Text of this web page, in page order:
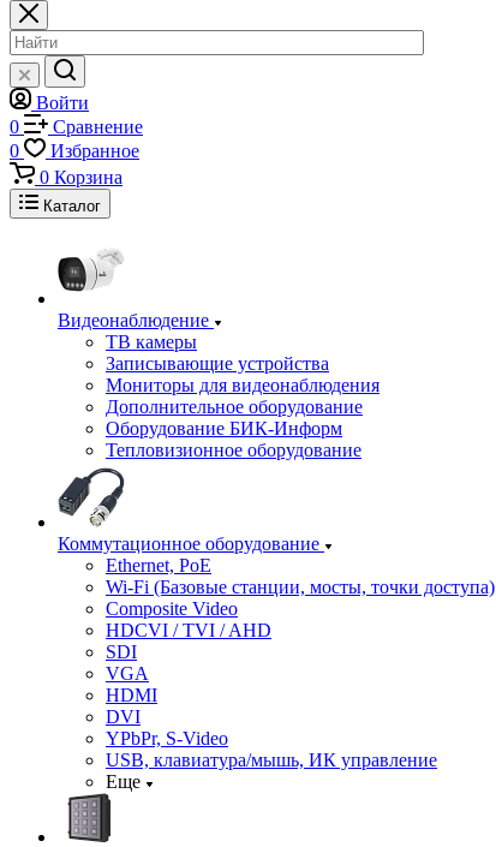
Войти
0
Сравнение
0
Избранное
0 Корзина
Каталог
Видеонаблюдение
ТВ камеры
Записывающие устройства
Мониторы для видеонаблюдения
Дополнительное оборудование
Оборудование БИК-Информ
Тепловизионное оборудование
Коммутационное оборудование
Ethernet, PoE
Wi-Fi (Базовые станции, мосты, точки доступа)
Composite Video
HDCVI / TVI / AHD
SDI
VGA
HDMI
DVI
YPbPr, S-Video
USB, клавиатура/мышь, ИК управление
Еще